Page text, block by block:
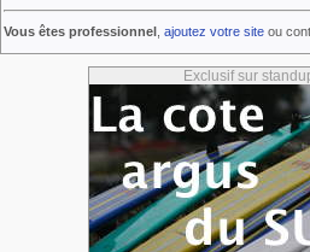
Vous êtes professionnel ajoutez votre site ou
Exclusif sur